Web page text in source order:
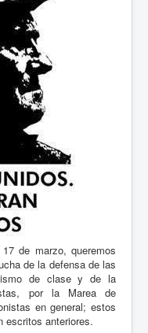
de marzo, queremos
de la defensa de las
de clase y de la
por la Marea de
en general; estos
escritos anteriores.